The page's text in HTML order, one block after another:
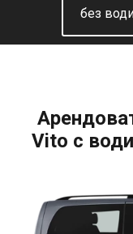
без
Vito с